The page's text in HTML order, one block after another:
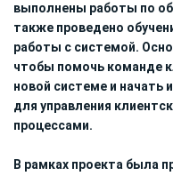
выполнены работы по
также проведено
работы с системой.
чтобы помочь команде
новой системе и начать
для управления
процессами.
В рамках проекта была